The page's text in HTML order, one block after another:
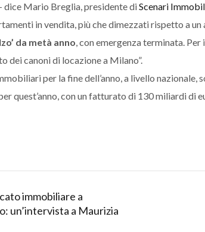
dice Mario Breglia, presidente diScenari
in vendita, più che dimezzati rispetto a un
da metà anno, con emergenza terminata.
dei canoni di locazione a Milano”.
per la fine dell’anno, a livello
quest’anno, con un fatturato di 130 miliardi di
immobiliare a
un’intervista a Maurizia